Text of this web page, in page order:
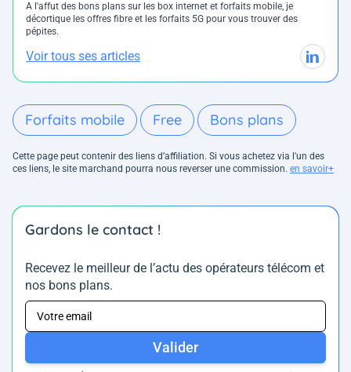
A l'affut des bons plans sur les box internet et forfaits mobile, je
décortique les offres fibre et les forfaits 5G pour vous trouver des
pépites.
Voir tous ses articles
Forfaits mobile Free Bons plans
Cette page peut contenir des liens d’affiliation. Si vous achetez via l'un des
ces liens, le site marchand pourra nous reverser une commission. en savoir+
Gardons le contact !
Recevez le meilleur de l’actu des opérateurs télécom et
nos bons plans.
Valider